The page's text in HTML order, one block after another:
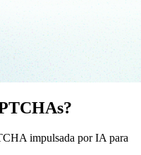
impulsada por IA para